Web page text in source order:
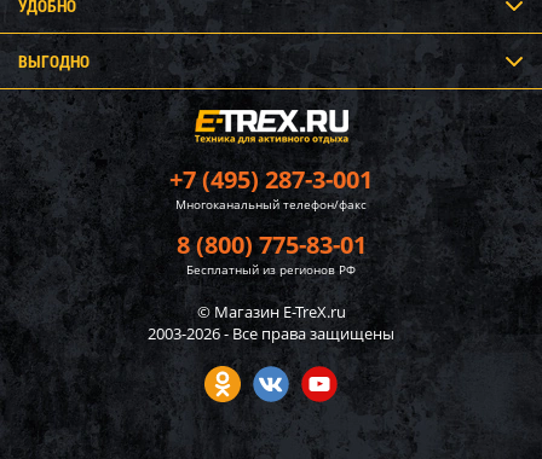
+7 (495) 287-3-001
Многоканальный телефон/факс
8 (800) 775-83-01
Бесплатный из регионов РФ
© Магазин E-TreX.ru
2003-2026 - Все права защищены
УДОБНО
ВЫГОДНО